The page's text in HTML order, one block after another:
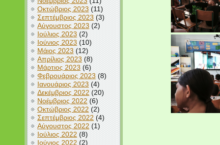
Οκτώβριος 2023(11)
Σεπτέμβριος 2023 (3)
Αύγουστος 2023 (2)
Ιούλιος 2023(2)
Ιούνιος 2023(10)
Μάιος 2023 (12)
Απρίλιος 2023 (8)
Μάρτιος 2023 (6)
Φεβρουάριος 2023(8)
Ιανουάριος 2023 (4)
Δεκέμβριος 2022 (20)
Νοέμβριος 2022 (6)
Οκτώβριος 2022 (2)
Σεπτέμβριος 2022 (4)
Αύγουστος 2022 (1)
Ιούλιος 2022 (8)
Ιούνιος 2022 (2)